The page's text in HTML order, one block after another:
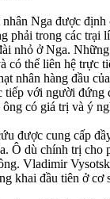
nhân Nga được
phải trong các trại
nhỏ ở Nga.
có thể liên hệ trực
nhân hàng đầu
tiếp với người đứng
có giá trị và ý
được cung cấp
Ô dù chính trị cho
Vladimir
khai đầu tiên ở